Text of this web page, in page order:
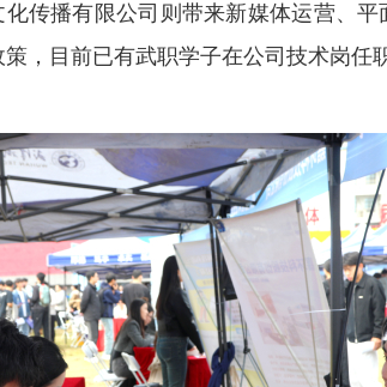
传播有限公司则带来新媒体运营、平
，目前已有武职学子在公司技术岗